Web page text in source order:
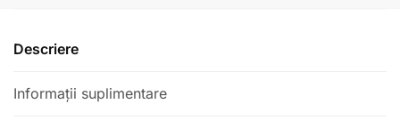
Descriere
Informații suplimentare